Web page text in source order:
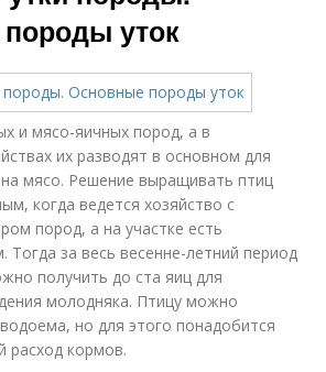
уток
и мясо-яичных пород, а в
их разводят в основном для
мясо. Решение выращивать птиц
когда ведется хозяйство с
пород, а на участке есть
за весь весенне-летний период
получить до ста яиц для
молодняка. Птицу можно
но для этого понадобится
расход кормов.